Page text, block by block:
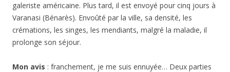
galeriste américaine. Plus tard, il est envoyé pour cinq jours à
Varanasi (Bénarès). Envoûté par la ville, sa densité, les
crémations, les singes, les mendiants, malgré la maladie, il
prolonge son séjour.
Mon avis : franchement, je me suis ennuyée… Deux parties